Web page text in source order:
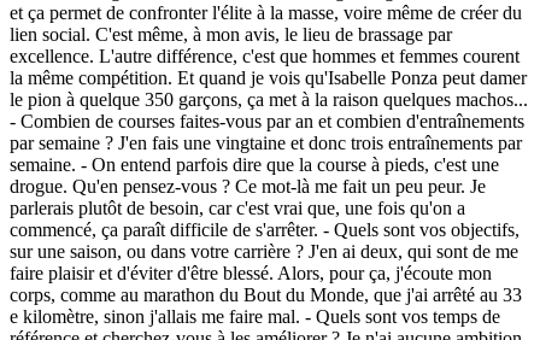
et ça permet de confronter l'élite à la masse, voire même de créer du
lien social. C'est même, à mon avis, le lieu de brassage par
excellence. L'autre différence, c'est que hommes et femmes courent
la même compétition. Et quand je vois qu'Isabelle Ponza peut damer
le pion à quelque 350 garçons, ça met à la raison quelques machos...
- Combien de courses faites-vous par an et combien d'entraînements
par semaine ? J'en fais une vingtaine et donc trois entraînements par
semaine. - On entend parfois dire que la course à pieds, c'est une
drogue. Qu'en pensez-vous ? Ce mot-là me fait un peu peur. Je
parlerais plutôt de besoin, car c'est vrai que, une fois qu'on a
commencé, ça paraît difficile de s'arrêter. - Quels sont vos objectifs,
sur une saison, ou dans votre carrière ? J'en ai deux, qui sont de me
faire plaisir et d'éviter d'être blessé. Alors, pour ça, j'écoute mon
corps, comme au marathon du Bout du Monde, que j'ai arrêté au 33
e kilomètre, sinon j'allais me faire mal. - Quels sont vos temps de